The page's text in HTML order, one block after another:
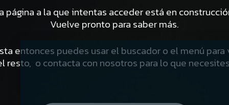
página a la que intentas acceder está en
Vuelve pronto para saber más.
entonces puedes usar el buscador o el menú para
resto, o contacta con nosotros para lo que